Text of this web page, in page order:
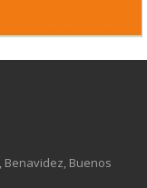
Benavidez, Buenos